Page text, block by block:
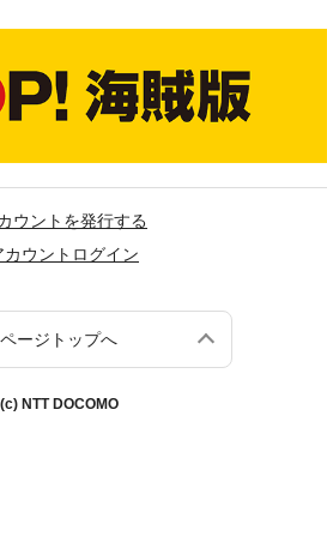
ウントを発行する
カウントログイン
ページトップへ
(c) NTT DOCOMO